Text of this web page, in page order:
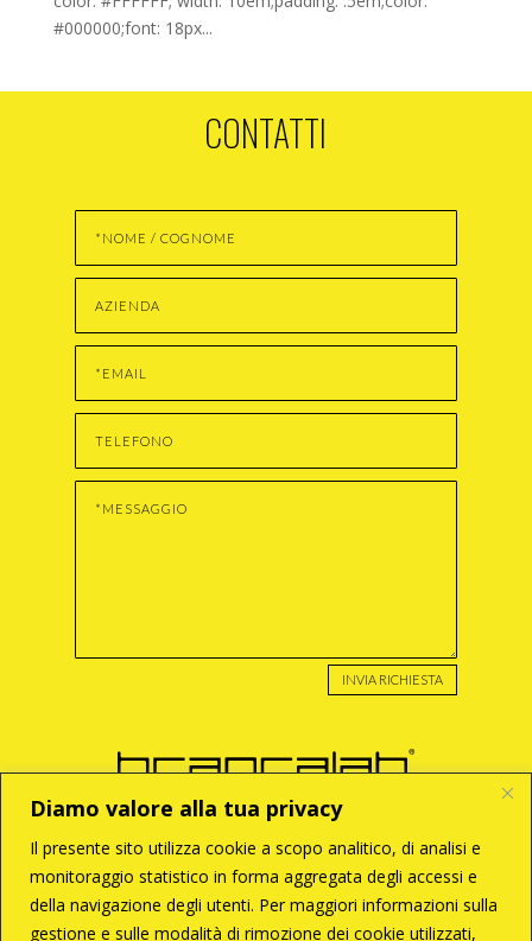
Diamo valore alla tua privacy
Il presente sito utilizza cookie a scopo analitico, di analisi e
monitoraggio statistico in forma aggregata degli accessi e
della navigazione degli utenti. Per maggiori informazioni sulla
gestione e sulle modalità di rimozione dei cookie utilizzati,
#000000;font: 18px...
CONTATTI
INVIA RICHIESTA
BRANCA S.r.l
Via Enzo Tortora, 121
00188 – Roma